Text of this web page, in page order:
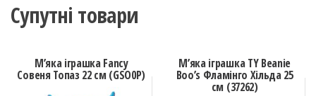
Супутні товари
М’яка іграшка Fancy
Совеня Топаз 22 см (GSO0P)
М’яка іграшка TY Beanie
Boo’s Фламінго Хільда 25
см (37262)